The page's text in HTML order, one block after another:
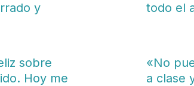
y
todo el
sobre
Hoy me
«No
a clase